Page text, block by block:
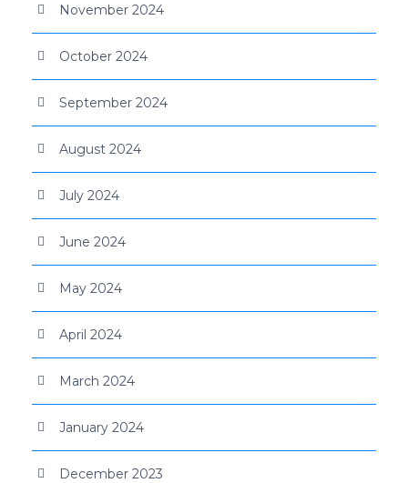
November 2024
October 2024
September 2024
August 2024
July 2024
June 2024
May 2024
April 2024
March 2024
January 2024
December 2023